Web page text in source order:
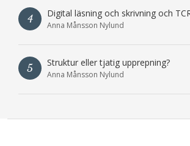
4 Digital läsning och skrivning och
Anna Månsson Nylund
5 Struktur eller tjatig upprepning?
Anna Månsson Nylund